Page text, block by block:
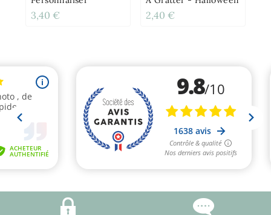
3,40 € 2,40 €